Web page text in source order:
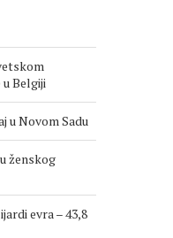
Belgiji
u Novom Sadu
ženskog
evra – 43,8